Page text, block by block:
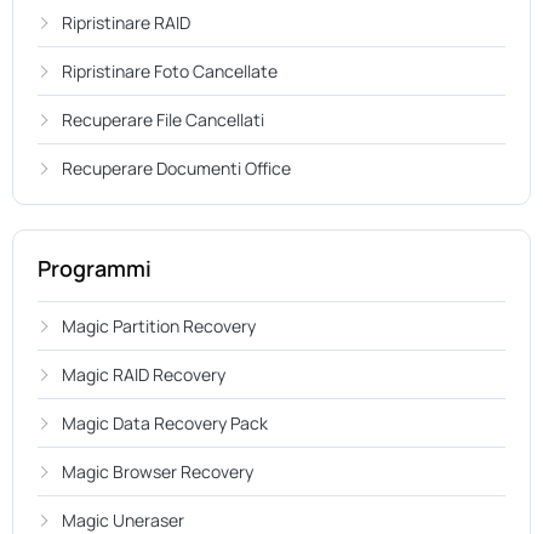
Ripristinare RAID
Ripristinare Foto Cancellate
Recuperare File Cancellati
Recuperare Documenti Office
Programmi
Magic Partition Recovery
Magic RAID Recovery
Magic Data Recovery Pack
Magic Browser Recovery
Magic Uneraser